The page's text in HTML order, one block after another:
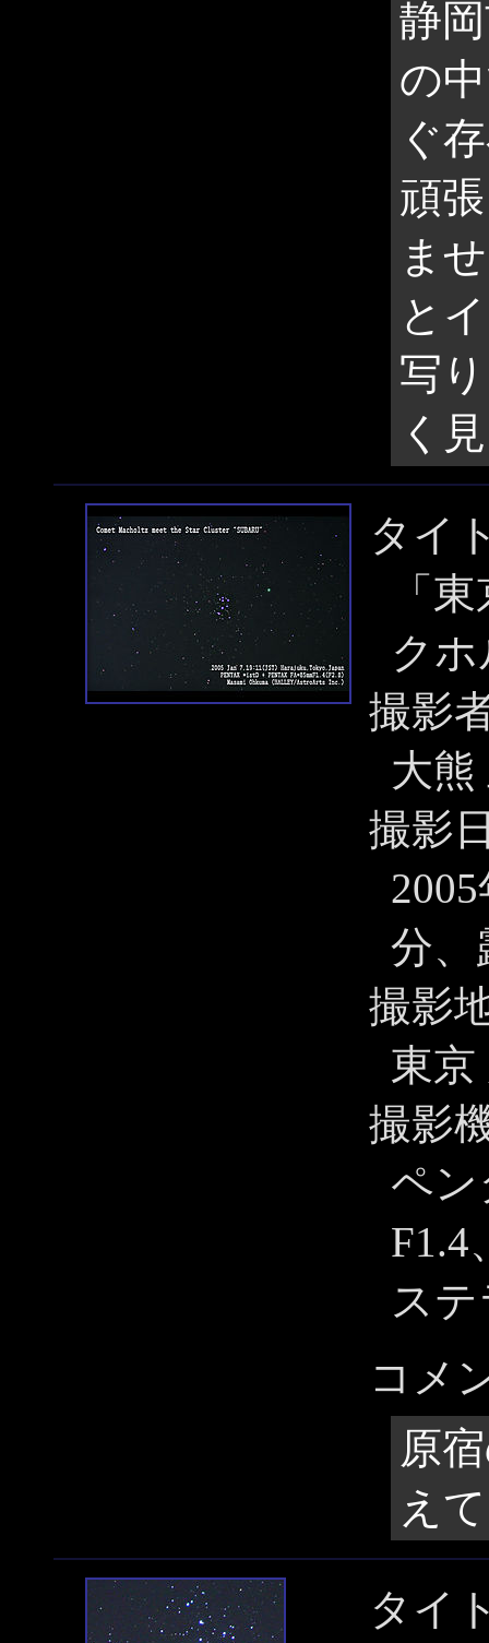
静
の
ぐ
頑
ま
と
写
く
タイ
「
ク
撮影
大熊
撮影
分、
撮影
東京
撮影
ペン
F1.4
ス
コメ
原
え
タイ